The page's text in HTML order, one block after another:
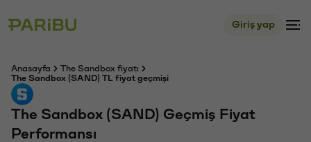
Giriş yap
Anasayfa
The Sandbox fiyatı
The Sandbox (SAND) TL fiyat geçmişi
The Sandbox (SAND) Geçmiş Fiyat
Performansı